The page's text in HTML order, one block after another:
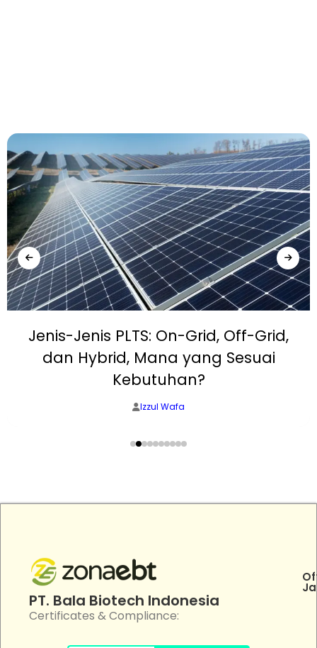
Jenis-Jenis PLTS: On-Grid, Off-Grid,
dan Hybrid, Mana yang Sesuai
Kebutuhan?
Izzul Wafa
PT. Bala Biotech Indonesia
Certificates & Compliance: